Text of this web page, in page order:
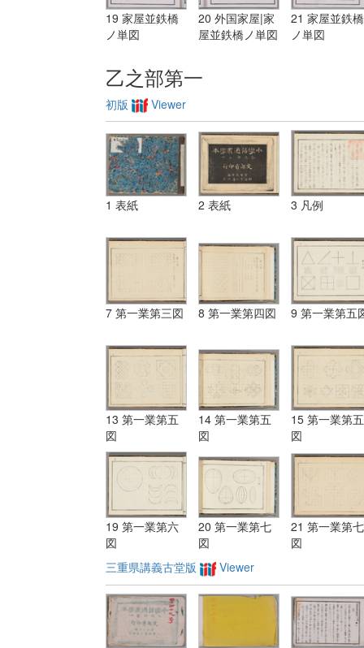
19 家屋並鉄橋
ノ単図
20 外国家屋|家
屋並鉄橋ノ単図
21 家屋並鉄橋
ノ単図
乙之部第一
初版 Viewer
1 表紙 2 表紙 3 凡例
7 第一業第三図 8 第一業第四図 9 第一業第五
13 第一業第五
図
14 第一業第五
図
15 第一業第五
図
19 第一業第六
図
20 第一業第七
図
21 第一業第七
図
三重県講義古堂版
Viewer